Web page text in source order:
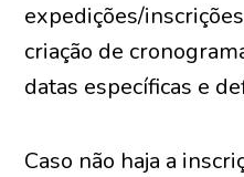
expedições/
criação de
datas específicas e
Caso não haja a